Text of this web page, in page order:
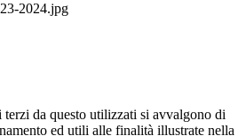
2024.jpg
da questo utilizzati si avvalgono di
ed utili alle finalità illustrate nella